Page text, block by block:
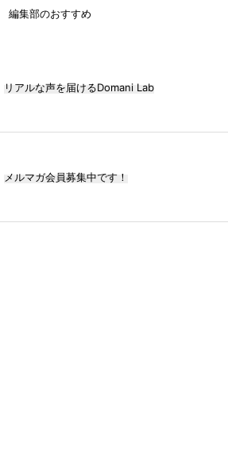
編集部のおすすめ
リアルな声を届けるDomani Lab
メルマガ会員募集中です！